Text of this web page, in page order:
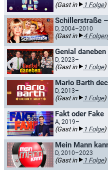
(Gast in 1 Folge)
Schillerstraße
D, 2004–2010
(Gast in 4 Folgen
Genial daneben
D, 2023–
(Gast in 1 Folge)
Mario Barth
D, 2013–
(Gast in 1 Folge)
Fakt oder Fake
A, 2019–
(Gast in 1 Folge)
D, 2010–2023
(Gast in 1 Folge)